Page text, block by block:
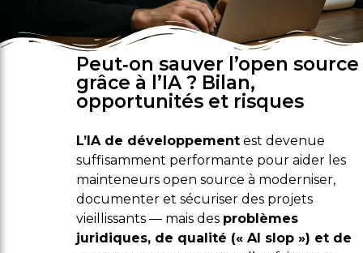
Peut‑on sauver l’open source
grâce à l’IA ? Bilan,
opportunités et risques
L’IA de développement est devenue
suffisamment performante pour aider les
mainteneurs open source à moderniser,
documenter et sécuriser des projets
vieillissants — mais des problèmes
juridiques, de qualité (« AI slop ») et de